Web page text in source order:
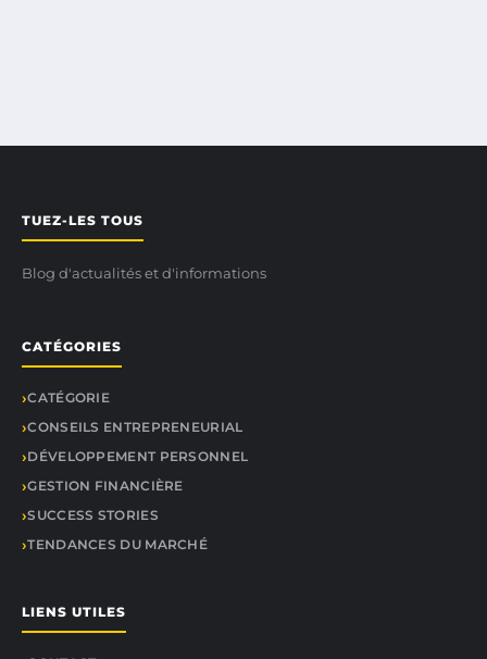
TUEZ-LES TOUS
Blog d'actualités et d'informations
CATÉGORIES
CATÉGORIE
CONSEILS ENTREPRENEURIAL
DÉVELOPPEMENT PERSONNEL
GESTION FINANCIÈRE
SUCCESS STORIES
TENDANCES DU MARCHÉ
LIENS UTILES